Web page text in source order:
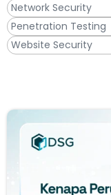
Network Security
Penetration Testing
Website Security